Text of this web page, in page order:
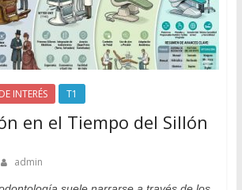
INTERÉS T1
en el Tiempo del Sillón
admin